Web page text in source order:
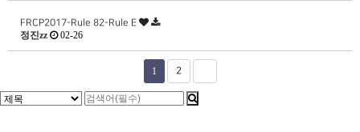
FRCP2017-Rule 82-Rule E
정진zz 02-26
1 2